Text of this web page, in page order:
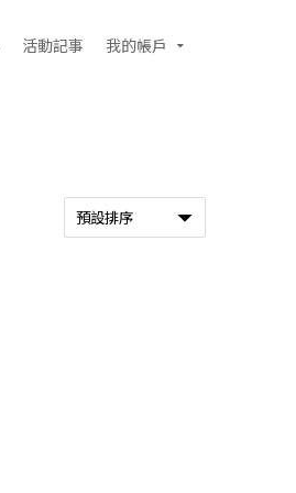
活動記事 我的帳戶